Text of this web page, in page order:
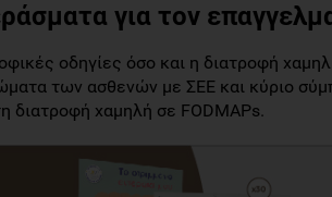
για τον
οδηγίες όσο και η διατροφή
των ασθενών με ΣΕΕ και κύριο
διατροφή χαμηλή σε FODMAPs.